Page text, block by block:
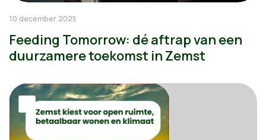
10 december 2025
Feeding Tomorrow: dé aftrap van een
duurzamere toekomst in Zemst